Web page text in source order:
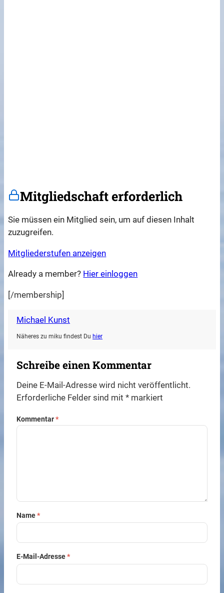
Mitgliedschaft erforderlich
Sie müssen ein Mitglied sein, um auf diesen Inhalt
zuzugreifen.
Mitgliederstufen anzeigen
Already a member? Hier einloggen
[/membership]
Michael Kunst
Näheres zu miku findest Du hier
Schreibe einen Kommentar
Deine E-Mail-Adresse wird nicht veröffentlicht.
Erforderliche Felder sind mit* markiert
Kommentar*
Name*
E-Mail-Adresse*